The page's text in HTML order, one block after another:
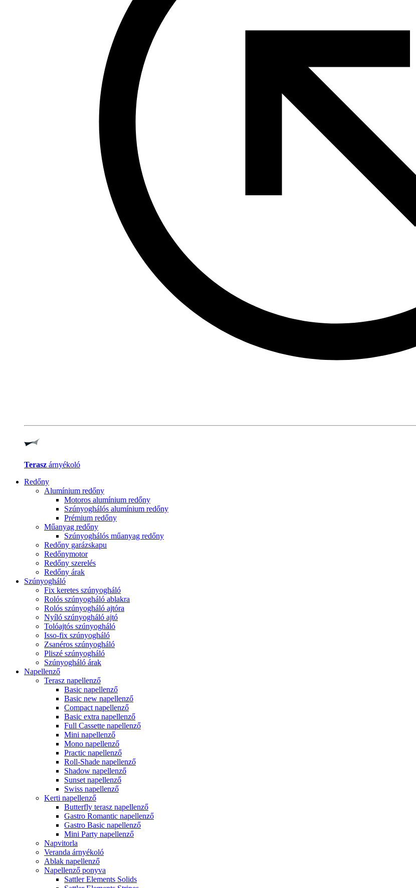
Terasz árnyékoló
Redőny
Alumínium redőny
Motoros alumínium redőny
Szúnyoghálós alumínium redőny
Prémium redőny
Műanyag redőny
Szúnyoghálós műanyag redőny
Redőny garázskapu
Redőnymotor
Redőny szerelés
Redőny árak
Szúnyogháló
Fix keretes szúnyogháló
Rolós szúnyogháló ablakra
Rolós szúnyogháló ajtóra
Nyíló szúnyogháló ajtó
Tolóajtós szúnyogháló
Isso-fix szúnyogháló
Zsanéros szúnyogháló
Pliszé szúnyogháló
Szúnyogháló árak
Napellenző
Terasz napellenző
Basic napellenző
Basic new napellenző
Compact napellenző
Basic extra napellenző
Full Cassette napellenző
Mini napellenző
Mono napellenző
Practic napellenző
Roll-Shade napellenző
Shadow napellenző
Sunset napellenző
Swiss napellenző
Kerti napellenző
Butterfly terasz napellenző
Gastro Romantic napellenző
Gastro Basic napellenző
Mini Party napellenző
Napvitorla
Veranda árnyékoló
Ablak napellenző
Napellenző ponyva
Sattler Elements Solids